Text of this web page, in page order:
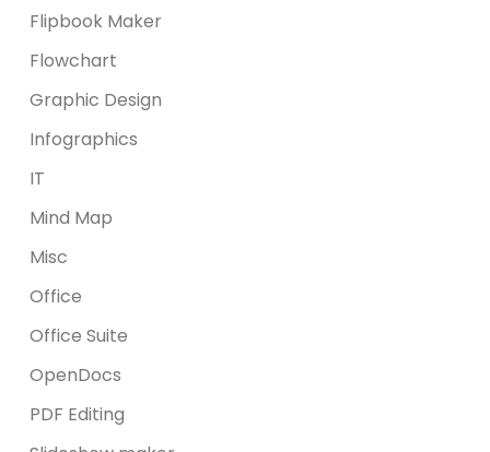
Flipbook Maker
Flowchart
Graphic Design
Infographics
IT
Mind Map
Misc
Office
Office Suite
OpenDocs
PDF Editing